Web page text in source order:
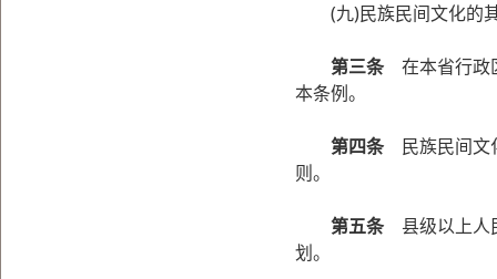
(九)民族民间文化的
第三条在本省行政
本条例。
第四条民族民间文
则。
第五条县级以上人
划。